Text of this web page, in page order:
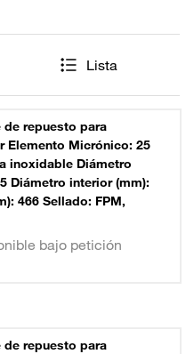
Lista
repuesto para
Elemento Micrónico: 25
inoxidable Diámetro
Diámetro interior (mm):
466 Sellado: FPM,
bajo petición
repuesto para